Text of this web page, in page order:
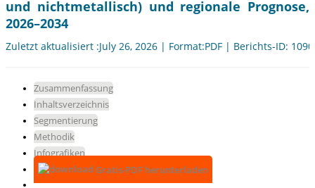
und nichtmetallisch) und regionale Prognose,
2026–2034
Zuletzt aktualisiert :July 26, 2026 | Format:PDF | Berichts-ID:
Zusammenfassung
Inhaltsverzeichnis
Segmentierung
Methodik
Infografiken
Gratis-PDF herunterladen